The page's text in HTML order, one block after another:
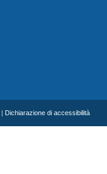
Dichiarazione di accessibilità